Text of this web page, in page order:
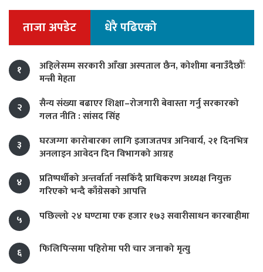
ताजा अपडेट धेरै पढिएको
१
अहिलेसम्म सरकारी आँखा अस्पताल छैन, कोशीमा बनाउँदैछौँः
मन्त्री मेहता
२
सैन्य संख्या बढाएर शिक्षा–रोजगारी बेवास्ता गर्नु सरकारको
गलत नीति : सांसद सिंह
३
घरजग्गा कारोबारका लागि इजाजतपत्र अनिवार्य, २१ दिनभित्र
अनलाइन आवेदन दिन विभागको आग्रह
४
प्रतिष्पर्धीको अन्तर्वार्ता नसकिँदै प्राधिकरण अध्यक्ष नियुक्त
गरिएको भन्दै काँग्रेसको आपत्ति
५
पछिल्लो २४ घण्टामा एक हजार १७३ सवारीसाधन कारबाहीमा
६ फिलिपिन्समा पहिरोमा परी चार जनाको मृत्यु